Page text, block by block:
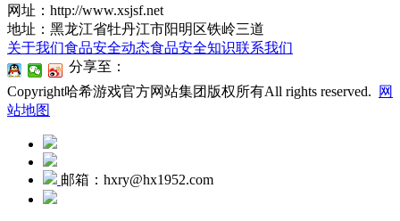
网址：http://www.xsjsf.net
地址：黑龙江省牡丹江市阳明区铁岭三道
关于我们食品安全动态食品安全知识联系我们
分享至：
Copyright哈希游戏官方网站集团版权所有All rights reserved.
网
站地图
邮箱：hxry@hx1952.com